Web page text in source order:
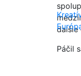
dalšie
Páčil